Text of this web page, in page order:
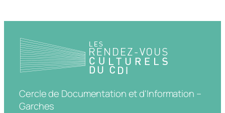
Cercle de Documentation et d'Information –
Garches